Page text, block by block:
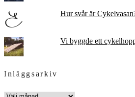
Hur svår är
Vi byggde ett
Inläggsarkiv
INLÄGGSARKIV